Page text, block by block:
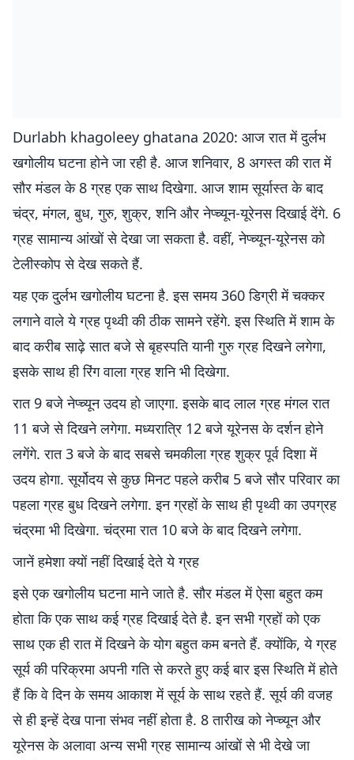
Durlabh khagoleey ghatana 2020: आज रात में दुर्लभ
खगोलीय घटना होने जा रही है. आज शनिवार, 8 अगस्त की रात में
सौर मंडल के 8 ग्रह एक साथ दिखेगा. आज शाम सूर्यास्त के बाद
चंद्र, मंगल, बुध, गुरु, शुक्र, शनि और नेप्च्यून-यूरेनस दिखाई देंगे. 6
ग्रह सामान्य आंखों से देखा जा सकता है. वहीं, नेप्च्यून-यूरेनस को
टेलीस्कोप से देख सकते हैं.
यह एक दु्र्लभ खगोलीय घटना है. इस समय 360 डिग्री में चक्कर
लगाने वाले ये ग्रह पृथ्वी की ठीक सामने रहेंगे. इस स्थिति में शाम के
बाद करीब साढ़े सात बजे से बृहस्पति यानी गुरु ग्रह दिखने लगेगा,
इसके साथ ही रिंग वाला ग्रह शनि भी दिखेगा.
रात 9 बजे नेप्च्यून उदय हो जाएगा. इसके बाद लाल ग्रह मंगल रात
11 बजे से दिखने लगेगा. मध्यरात्रि 12 बजे यूरेनस के दर्शन होने
लगेंगे. रात 3 बजे के बाद सबसे चमकीला ग्रह शुक्र पूर्व दिशा में
उदय होगा. सूर्योदय से कुछ मिनट पहले करीब 5 बजे सौर परिवार का
पहला ग्रह बुध दिखने लगेगा. इन ग्रहों के साथ ही पृथ्वी का उपग्रह
चंद्रमा भी दिखेगा. चंद्रमा रात 10 बजे के बाद दिखने लगेगा.
जानें हमेशा क्यों नहीं दिखाई देते ये ग्रह
इसे एक खगोलीय घटना माने जाते है. सौर मंडल में ऐसा बहुत कम
होता कि एक साथ कई ग्रह दिखाई देते है. इन सभी ग्रहों को एक
साथ एक ही रात में दिखने के योग बहुत कम बनते हैं. क्योंकि, ये ग्रह
सूर्य की परिक्रमा अपनी गति से करते हुए कई बार इस स्थिति में होते
हैं कि वे दिन के समय आकाश में सूर्य के साथ रहते हैं. सूर्य की वजह
से ही इन्हें देख पाना संभव नहीं होता है. 8 तारीख को नेप्च्यून और
यूरेनस के अलावा अन्य सभी ग्रह सामान्य आंखों से भी देखे जा